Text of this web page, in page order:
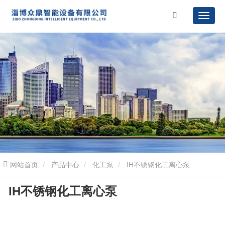
网站首页 产品中心 化工泵 IH不锈钢化工离心泵
IH不锈钢化工离心泵